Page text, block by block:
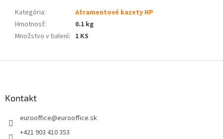
Kategória:
Atramentové kazety HP
Hmotnosť:
0.1 kg
Množstvo v balení: 1 KS
Kontakt
eurooffice@eurooffice.sk
+421 903 410 353